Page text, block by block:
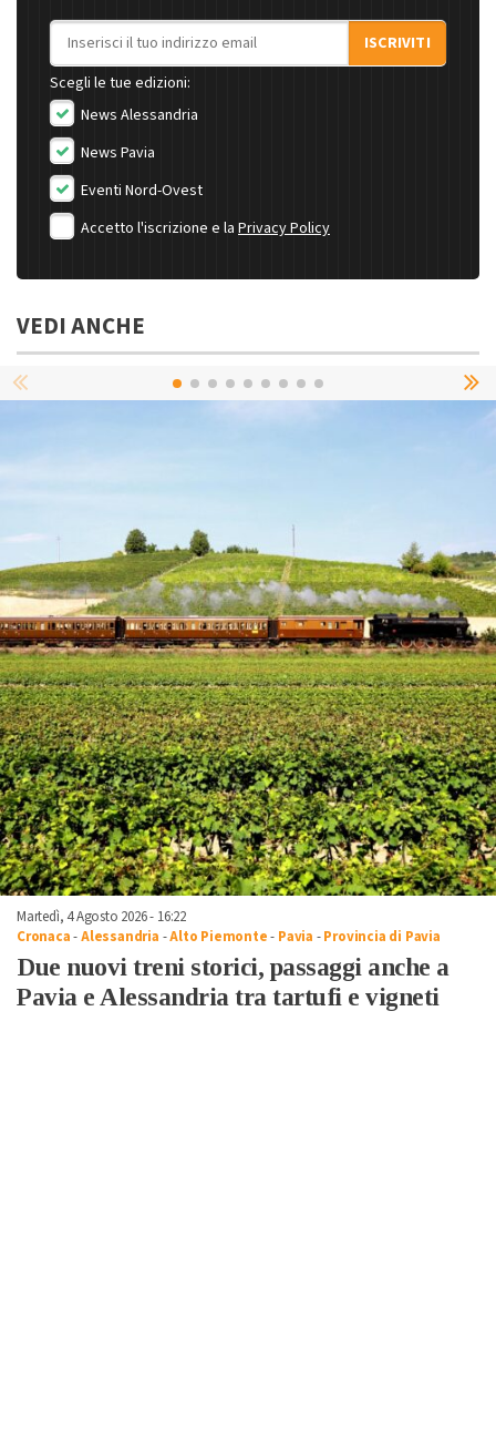
Indirizzo email
ISCRIVITI
Scegli le tue edizioni:
News Alessandria
News Pavia
Eventi Nord-Ovest
Accetto l'iscrizione e la Privacy Policy
VEDI ANCHE
Martedì, 4 Agosto 2026 - 16:22
Cronaca-Alessandria -Alto Piemonte- Pavia -Provincia di Pavia
Due nuovi treni storici, passaggi anche a
Pavia e Alessandria tra tartufi e vigneti